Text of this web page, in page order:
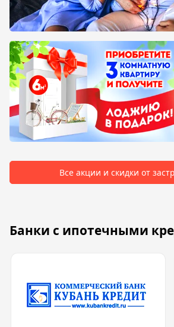
Все акции и скидки от
Банки с ипотечными